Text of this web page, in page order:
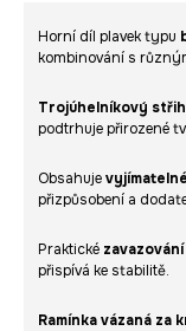
Horní díl plavek typu
kombinování s
Trojúhelníkový
podtrhuje přirozené
Obsahuje
přizpůsobení a
Praktické zavazování
přispívá ke stabilitě.
Ramínka vázaná za